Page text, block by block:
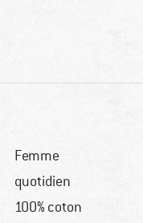
Femme
quotidien
100% coton